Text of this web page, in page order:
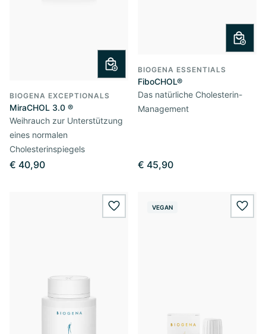
BIOGENA EXCEPTIONALS
MiraCHOL 3.0 ®
Weihrauch zur Unterstützung
eines normalen
Cholesterinspiegels
€ 40,90
BIOGENA ESSENTIALS
FiboCHOL®
Das natürliche Cholesterin-
Management
€ 45,90
wishlist.add
VEGAN